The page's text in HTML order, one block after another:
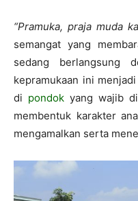
“Pramuka, praja muda
semangat yang
sedang berlangsung
kepramukaan ini
di pondok yang wajib
membentuk karakter
mengamalkan serta